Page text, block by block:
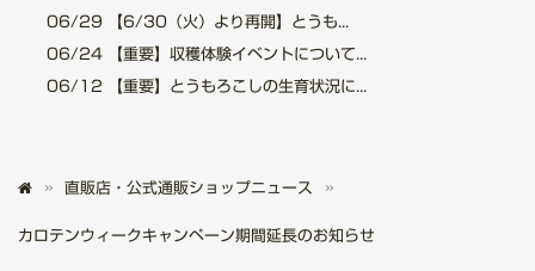
06/29 【6/30（火）より再開】とうも...
06/24 【重要】収穫体験イベントについて...
06/12 【重要】とうもろこしの生育状況に...
直販店・公式通販ショップニュース
カロテンウィークキャンペーン期間延長のお知らせ